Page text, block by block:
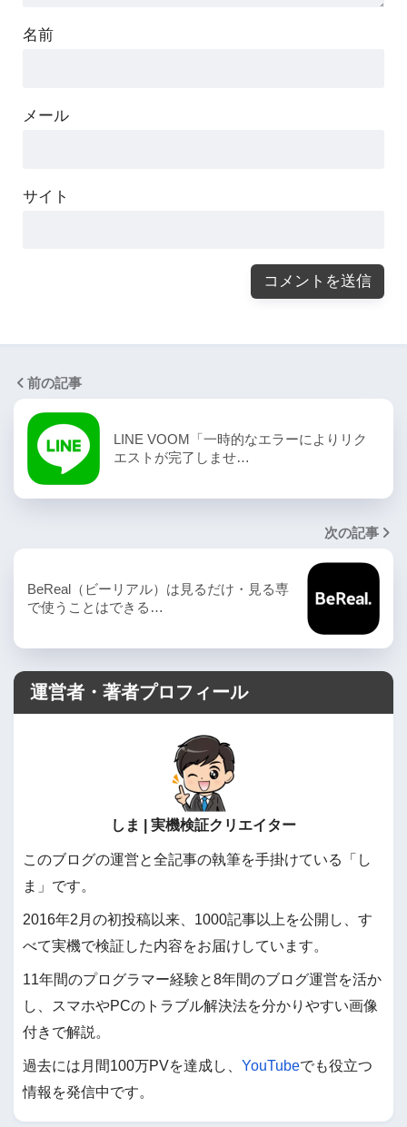
名前
メール
サイト
前の記事
LINE VOOM「一時的なエラーによりリク
エストが完了しませ…
次の記事
BeReal（ビーリアル）は見るだけ・見る専
で使うことはできる…
運営者・著者プロフィール
しま | 実機検証クリエイター
このブログの運営と全記事の執筆を手掛けている「し
ま」です。
2016年2月の初投稿以来、1000記事以上を公開し、す
べて実機で検証した内容をお届けしています。
11年間のプログラマー経験と8年間のブログ運営を活か
し、スマホやPCのトラブル解決法を分かりやすい画像
付きで解説。
過去には月間100万PVを達成し、 YouTubeでも役立つ
情報を発信中です。